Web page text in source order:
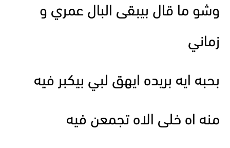
وشو ما قال بيبقى البال عمري و
زماني
بحبه ايه بريده ايهق لبي بيكبر فيه
منه اه خلى الاه تجمعن فيه